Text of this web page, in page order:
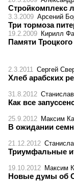
Стройкомплекс
3.3.2009 Арсений
Три тормоза
19.2.2009 Кирилл
Памяти Троцкого
2.3.2011 Сергей
Хлеб арабских
31.8.2012
Как все
25.9.2012 Максим
В ожидании
21.12.2012
Триумфальные
19.10.2012 Максим
Новые думы об